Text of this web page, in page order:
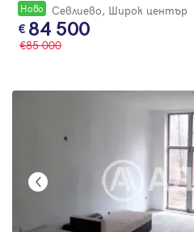
Новo Севлиево, Широк център
84 500
85 000